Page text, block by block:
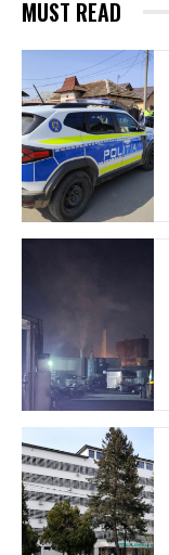
MUST READ